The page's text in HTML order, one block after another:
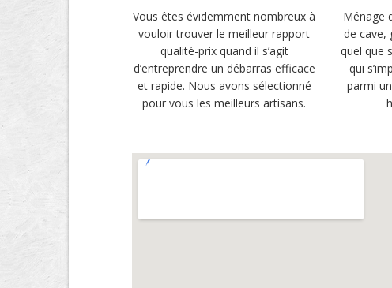
Vous êtes évidemment nombreux à
vouloir trouver le meilleur rapport
qualité-prix quand il s’agit
d’entreprendre un débarras efficace
et rapide. Nous avons sélectionné
pour vous les meilleurs artisans.
Ménage
de cave,
quel que
qui
parmi